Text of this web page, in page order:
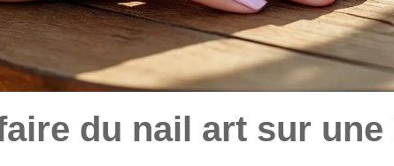
du nail art sur une